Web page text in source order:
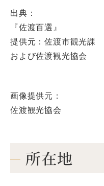
出典：
『佐渡百選』
提供元：佐渡市観光課
および佐渡観光協会
画像提供元：
佐渡観光協会
所在地